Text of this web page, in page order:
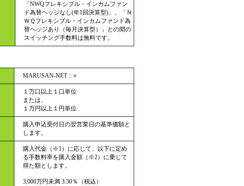
「NWQフレキシブル・インカムファン
ド為替ヘッジなし(年1回決算型)」、「Ｎ
ＷＱフレキシブル・インカムファンド為
替ヘッジあり（毎月決算型）」との間の
スイッチング手数料は無料です。
MARUSAN-NET：○
１万口以上１口単位
または、
１万円以上１円単位
購入申込受付日の翌営業日の基準価額と
します。
購入代金（※1）に応じて、以下に定め
る手数料率を購入金額（※2）に乗じて
得た額とします。
3,000万円未満 3.30％（税込）